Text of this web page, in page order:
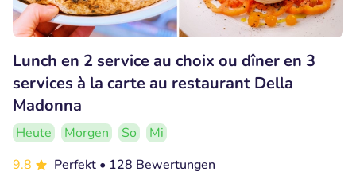
Lunch en 2 service au choix ou dîner en 3
services à la carte au restaurant Della
Madonna
Heute Morgen So
Mi
9.8
Perfekt • 128 Bewertungen